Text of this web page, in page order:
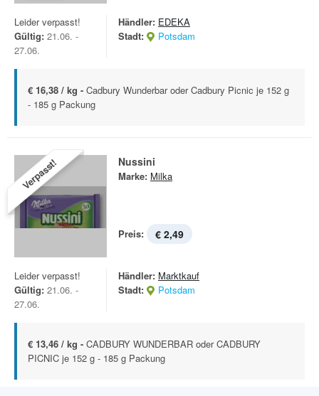
Leider verpasst!
Gültig: 21.06. -
27.06.
Händler: EDEKA
Stadt:
Potsdam
€ 16,38 / kg - Cadbury Wunderbar oder Cadbury Picnic je 152 g
- 185 g Packung
Verpasst! Nussini
Marke: Milka
Preis: € 2,49
Leider verpasst!
Gültig: 21.06. -
27.06.
Händler: Marktkauf
Stadt:
Potsdam
€ 13,46 / kg - CADBURY WUNDERBAR oder CADBURY
PICNIC je 152 g - 185 g Packung